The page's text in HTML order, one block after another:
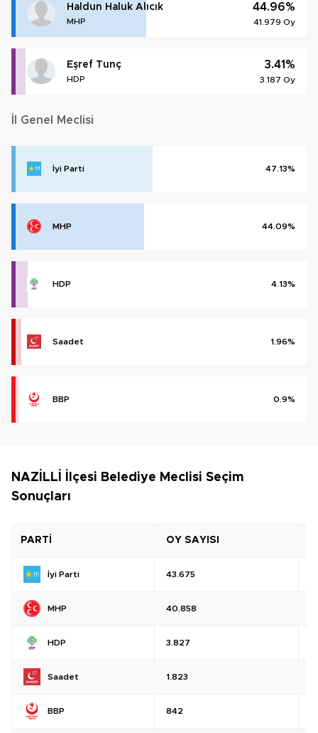
Haldun Haluk Alıcık
MHP
44.96%
41.979 Oy
Eşref Tunç
HDP
3.41%
3.187 Oy
İl Genel Meclisi
İyi Parti 47.13%
MHP 44.09%
HDP 4.13%
Saadet 1.96%
BBP 0.9%
NAZİLLİ İlçesi Belediye Meclisi Seçim
Sonuçları
PARTİ OY SAYISI
İyi Parti 43.675
MHP 40.858
HDP 3.827
Saadet 1.823
BBP 842